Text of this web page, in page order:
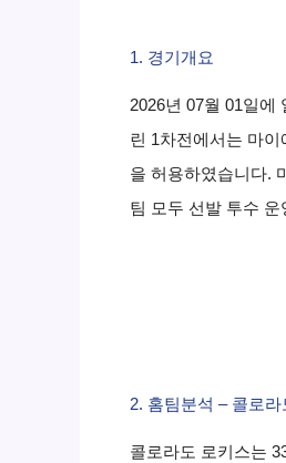
1. 경기개요
2026년 07월 01일에
린 1차전에서는 마
을 허용하였습니다.
팀 모두 선발 투수
2. 홈팀분석 – 콜로라
콜로라도 로키스는